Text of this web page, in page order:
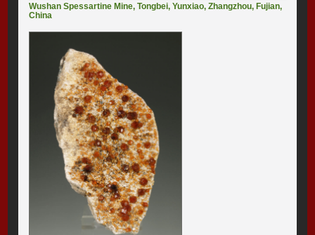
Wushan Spessartine Mine,Tongbei,Yunxiao,Zhangzhou,Fujian,
China